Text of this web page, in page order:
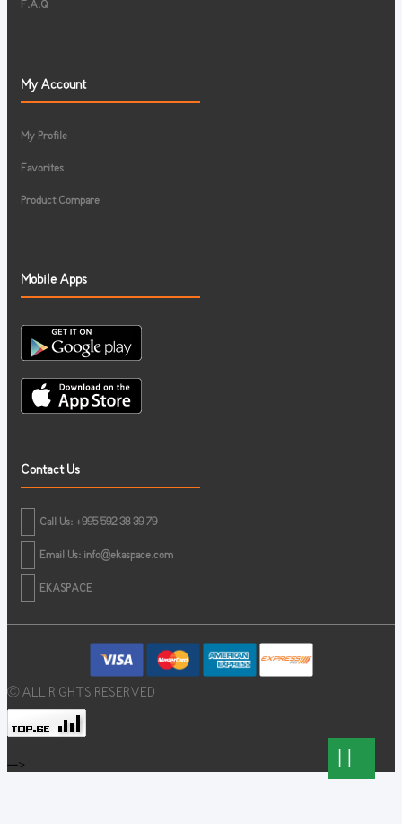
F.A.Q
My Account
My Profile
Favorites
Product Compare
Mobile Apps
Contact Us
Call Us: +995 592 38 39 79
Email Us: info@ekaspace.com
EKASPACE
© ALL RIGHTS RESERVED
-->